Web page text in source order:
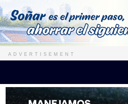
ADVERTISEMENT